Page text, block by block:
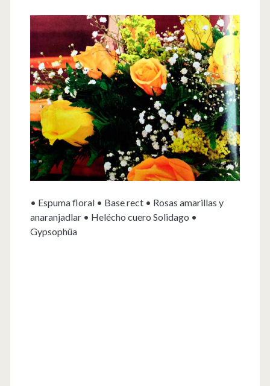
• Espuma floral • Base rect • Rosas amarillas y
anaranjadlar • Helécho cuero Solidago •
Gypsophüa